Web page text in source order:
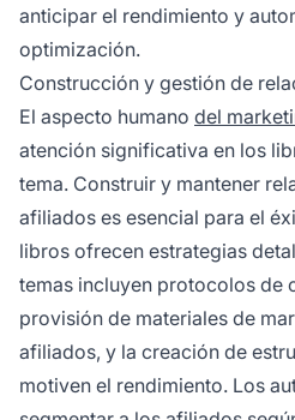
anticipar el rendimiento y
optimización.
Construcción y gestión de
El aspecto humano del
atención significativa en los
tema. Construir y mantener
afiliados es esencial para el
libros ofrecen estrategias
temas incluyen protocolos de
provisión de materiales de
afiliados, y la creación de
motiven el rendimiento. Los